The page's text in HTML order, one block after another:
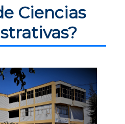
Ciencias